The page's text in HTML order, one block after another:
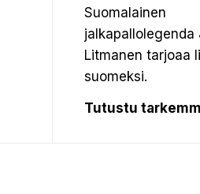
Suomalainen
jalkapallolegenda
Litmanen tarjoaa
suomeksi.
Tutustu